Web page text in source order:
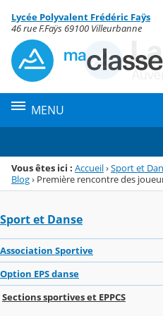
Menu de la rubrique
Contenu
Lycée Polyvalent Frédéric Faÿs
46 rue F.Faÿs 69100 Villeurbanne
MENU
Vous êtes ici : Accueil›Sport et
Blog› Première rencontre des
Sport et Danse
Association Sportive
Option EPS danse
Sections sportives et EPPCS